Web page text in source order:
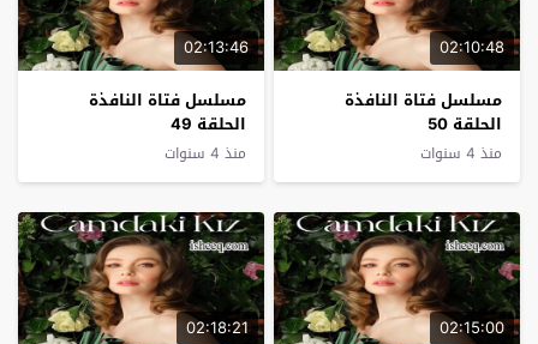
02:10:48
مسلسل فتاة النافذة
الحلقة 50
منذ 4 سنوات
02:13:46
مسلسل فتاة النافذة
الحلقة 49
منذ 4 سنوات
02:15:00
02:18:21